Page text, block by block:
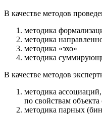
В качестве методов
методика
методика
методика «эхо»
методика
В качестве методов
методика
по свойствам
методика парных